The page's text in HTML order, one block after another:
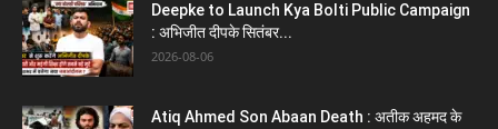
Deepke to Launch Kya Bolti Public Campaign
: अभिजीत दीपके सितंबर...
2026-08-06
Atiq Ahmed Son Abaan Death : अतीक अहमद के